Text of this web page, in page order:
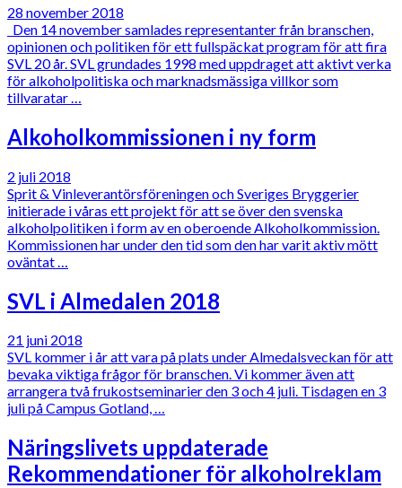
28 november 2018
Den 14 november samlades representanter från branschen,
opinionen och politiken för ett fullspäckat program för att fira
SVL 20 år. SVL grundades 1998 med uppdraget att aktivt verka
för alkoholpolitiska och marknadsmässiga villkor som
tillvaratar …
Alkoholkommissionen i ny form
2 juli 2018
Sprit & Vinleverantörsföreningen och Sveriges Bryggerier
initierade i våras ett projekt för att se över den svenska
alkoholpolitiken i form av en oberoende Alkoholkommission.
Kommissionen har under den tid som den har varit aktiv mött
oväntat …
SVL i Almedalen 2018
21 juni 2018
SVL kommer i år att vara på plats under Almedalsveckan för att
bevaka viktiga frågor för branschen. Vi kommer även att
arrangera två frukostseminarier den 3 och 4 juli. Tisdagen en 3
juli på Campus Gotland, …
Näringslivets uppdaterade
Rekommendationer för alkoholreklam